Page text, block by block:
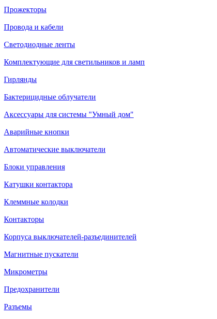
Прожекторы
Провода и кабели
Светодиодные ленты
Комплектующие для светильников и ламп
Гирлянды
Бактерицидные облучатели
Аксессуары для системы "Умный дом"
Аварийные кнопки
Автоматические выключатели
Блоки управления
Катушки контактора
Клеммные колодки
Контакторы
Корпуса выключателей-разъединителей
Магнитные пускатели
Микрометры
Предохранители
Разъемы